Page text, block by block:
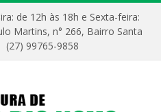
de 12h às 18h e Sexta-feira:
Martins, n° 266, Bairro Santa
(27) 99765-9858